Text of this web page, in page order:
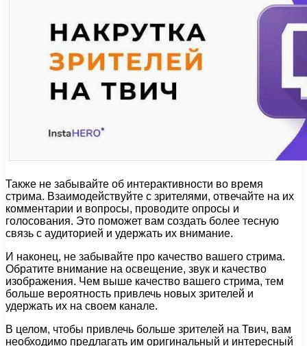
Также не забывайте об интерактивности во время
стрима. Взаимодействуйте с зрителями, отвечайте на их
комментарии и вопросы, проводите опросы и
голосования. Это поможет вам создать более тесную
связь с аудиторией и удержать их внимание.
И наконец, не забывайте про качество вашего стрима.
Обратите внимание на освещение, звук и качество
изображения. Чем выше качество вашего стрима, тем
больше вероятность привлечь новых зрителей и
удержать их на своем канале.
В целом, чтобы привлечь больше зрителей на Твич, вам
необходимо предлагать им оригинальный и интересный